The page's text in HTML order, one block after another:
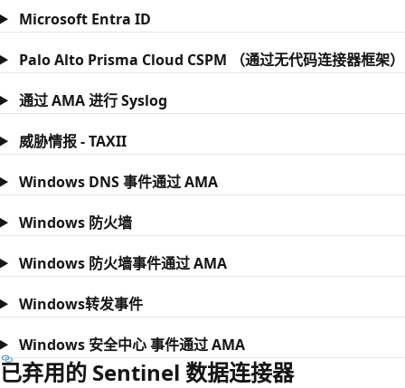
Microsoft Entra ID
Palo Alto Prisma Cloud CSPM （通过无代码连接器框架）
通过 AMA 进行 Syslog
威胁情报 - TAXII
Windows DNS 事件通过 AMA
Windows 防火墙
Windows 防火墙事件通过 AMA
Windows转发事件
Windows 安全中心 事件通过 AMA
已弃用的 Sentinel 数据连接器